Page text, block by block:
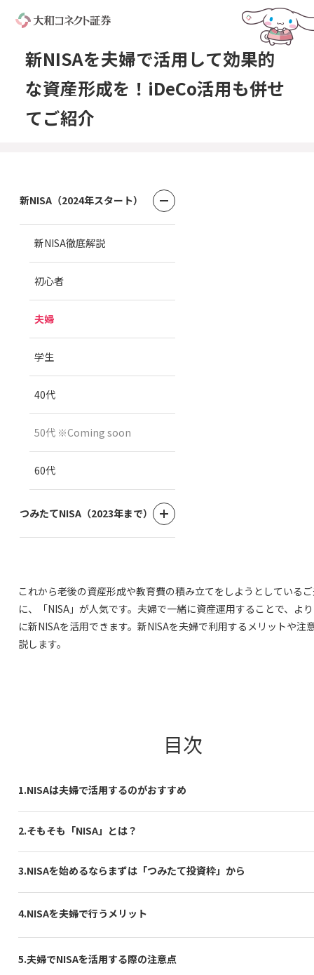
新NISAを夫婦で活用して効果的
な資産形成を！iDeCo活用も併せ
てご紹介
これから老後の資産形成や教育費の積み立てをしようとしている
に、「NISA」が人気です。夫婦で一緒に資産運用することで、よ
に新NISAを活用できます。新NISAを夫婦で利用するメリットや注
説します。
目次
1.NISAは夫婦で活用するのがおすすめ
2.そもそも「NISA」とは？
3.NISAを始めるならまずは「つみたて投資枠」から
4.NISAを夫婦で行うメリット
5.夫婦でNISAを活用する際の注意点